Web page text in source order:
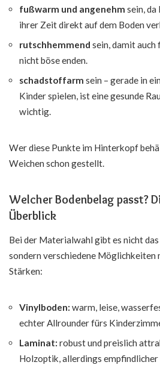
fußwarm und angenehm sein,
ihrer Zeit direkt auf dem Boden
rutschhemmend sein, damit auch
nicht böse enden.
schadstoffarm sein – gerade in
Kinder spielen, ist eine gesunde
wichtig.
Wer diese Punkte im Hinterkopf
Weichen schon gestellt.
Welcher Bodenbelag passt?
Überblick
Bei der Materialwahl gibt es nicht
sondern verschiedene Möglichkeiten
Stärken:
Vinylboden: warm, leise,
echter Allrounder fürs
Laminat: robust und preislich
Holzoptik, allerdings